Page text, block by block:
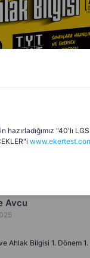
Avcu
Ahlak Bilgisi 1. Dönem 1.
hazırladığımız "40'lı